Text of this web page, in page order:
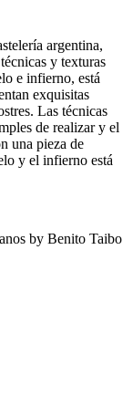
argentina,
y texturas
e infierno, está
exquisitas
Las técnicas
de realizar y el
una pieza de
y el infierno está
by Benito Taibo